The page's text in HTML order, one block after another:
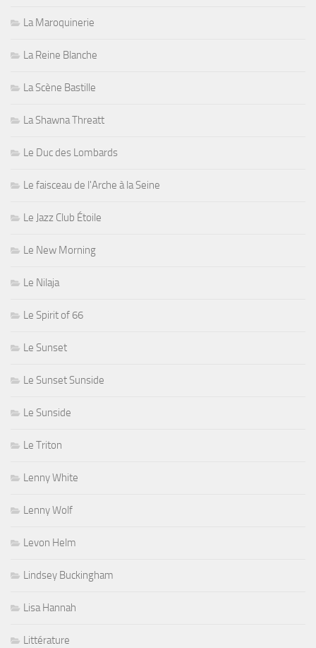
La Maroquinerie
La Reine Blanche
La Scène Bastille
La Shawna Threatt
Le Duc des Lombards
Le faisceau de l'Arche à la Seine
Le Jazz Club Étoile
Le New Morning
Le Nilaja
Le Spirit of 66
Le Sunset
Le Sunset Sunside
Le Sunside
Le Triton
Lenny White
Lenny Wolf
Levon Helm
Lindsey Buckingham
Lisa Hannah
Littérature